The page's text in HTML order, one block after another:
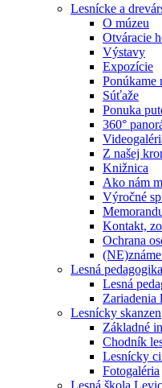
Lesnícke a
O múzeu
Otváracie
Výstavy
Expozície
Ponúkame
Súťaže
Ponuka
360°
Z našej
Knižnica
Ako nám
Výročné
Kontakt,
Ochrana
Lesná pedagogika
Lesná
Zariadenia
Lesnícky skanzen
Základné
Chodník
Lesnícky
Fotogaléria
Lesná škola